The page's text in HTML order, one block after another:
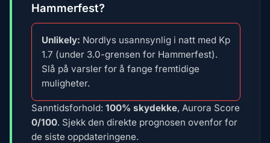
Hammerfest?
Unlikely: Nordlys usannsynlig i natt med Kp
1.7 (under 3.0-grensen for Hammerfest).
Slå på varsler for å fange fremtidige
muligheter.
Sanntidsforhold: 100% skydekke, Aurora Score
0/100. Sjekk den direkte prognosen ovenfor for
de siste oppdateringene.